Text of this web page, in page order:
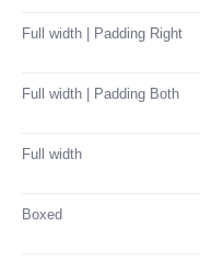
Full width | Padding Right
Full width | Padding Both
Full width
Boxed